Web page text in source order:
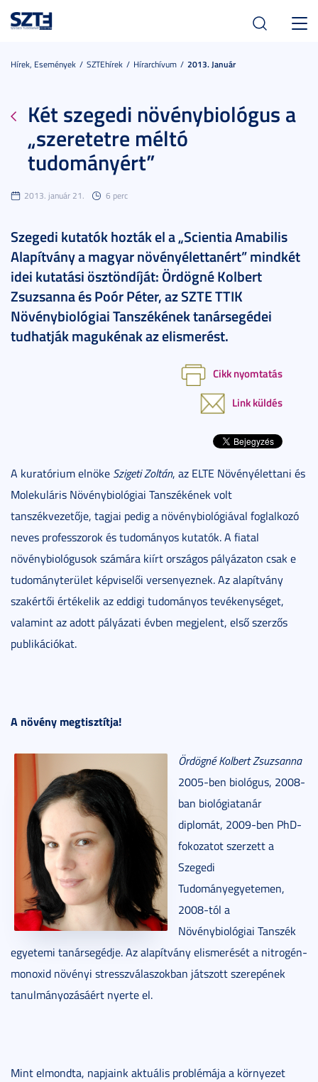
Hírek, Események SZTEhírek Hírarchívum 2013. Január
Két szegedi növénybiológus a
„szeretetre méltó
tudományért”
2013. január 21. 6 perc
Szegedi kutatók hozták el a „Scientia Amabilis
Alapítvány a magyar növényélettanért” mindkét
idei kutatási ösztöndíját: Ördögné Kolbert
Zsuzsanna és Poór Péter, az SZTE TTIK
Növénybiológiai Tanszékének tanársegédei
tudhatják magukénak az elismerést.
Cikk nyomtatás
Link küldés
A kuratórium elnöke Szigeti Zoltán, az ELTE Növényélettani és
Molekuláris Növénybiológiai Tanszékének volt
tanszékvezetője, tagjai pedig a növénybiológiával foglalkozó
neves professzorok és tudományos kutatók. A fiatal
növénybiológusok számára kiírt országos pályázaton csak e
tudományterület képviselői versenyeznek. Az alapítvány
szakértői értékelik az eddigi tudományos tevékenységet,
valamint az adott pályázati évben megjelent, első szerzős
publikációkat.
A növény megtisztítja!
Ördögné Kolbert Zsuzsanna
2005-ben biológus, 2008-
ban biológiatanár
diplomát, 2009-ben PhD-
fokozatot szerzett a
Szegedi
Tudományegyetemen,
2008-tól a
Növénybiológiai Tanszék
egyetemi tanársegédje. Az alapítvány elismerését a nitrogén-
monoxid növényi stresszválaszokban játszott szerepének
tanulmányozásáért nyerte el.
Mint elmondta, napjaink aktuális problémája a környezet